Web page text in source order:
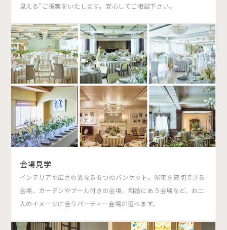
見える”ご提案をいたします。安心してご相談下さい。
会場見学
インテリアや広さの異なる６つのバンケット。邸宅を貸切できる
会場、ガーデンやプール付きの会場、和婚にあう会場など、お二
人のイメージに合うパーティー会場が選べます。